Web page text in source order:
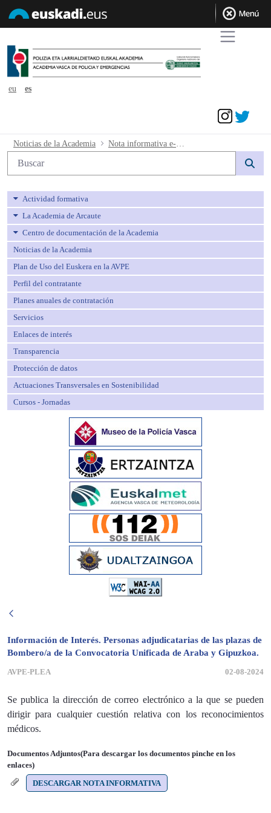
eu
es
Nota informativa e-mail - avpe
Noticias de la Academia
Búsqueda web
Actividad formativa
La Academia de Arcaute
Centro de documentación de la Academia
Noticias de la Academia
Plan de Uso del Euskera en la AVPE
Perfil del contratante
Planes anuales de contratación
Servicios
Enlaces de interés
Transparencia
Protección de datos
Actuaciones Transversales en Sostenibilidad
Cursos - Jornadas
Información de Interés. Personas adjudicatarias de las plazas de
Bombero/a de la Convocatoria Unificada de Araba y Gipuzkoa.
AVPE-PLEA 02-08-2024
Se publica la dirección de correo electrónico a la que se pueden
dirigir para cualquier cuestión relativa con los reconocimientos
médicos.
Documentos Adjuntos(Para descargar los documentos pinche en los
enlaces)
DESCARGAR NOTA INFORMATIVA